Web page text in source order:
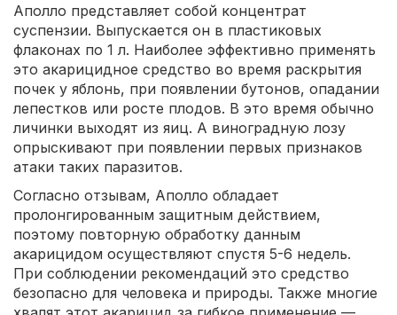
Аполло представляет собой концентрат
суспензии. Выпускается он в пластиковых
флаконах по 1 л. Наиболее эффективно применять
это акарицидное средство во время раскрытия
почек у яблонь, при появлении бутонов, опадании
лепестков или росте плодов. В это время обычно
личинки выходят из яиц. А виноградную лозу
опрыскивают при появлении первых признаков
атаки таких паразитов.
Согласно отзывам, Аполло обладает
пролонгированным защитным действием,
поэтому повторную обработку данным
акарицидом осуществляют спустя 5-6 недель.
При соблюдении рекомендаций это средство
безопасно для человека и природы. Также многие